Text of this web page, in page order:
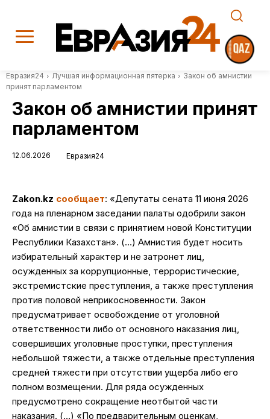
Евразия24 Лучшая информационная пятерка
Закон об амнистии
принят парламентом
Закон об амнистии принят
парламентом
12.06.2026 Евразия24
Zakon.kz сообщает: «Депутаты сената 11 июня 2026
года на пленарном заседании палаты одобрили закон
«Об амнистии в связи с принятием новой Конституции
Республики Казахстан». (…) Амнистия будет носить
избирательный характер и не затронет лиц,
осужденных за коррупционные, террористические,
экстремистские преступления, а также преступления
против половой неприкосновенности. Закон
предусматривает освобождение от уголовной
ответственности либо от основного наказания лиц,
совершивших уголовные проступки, преступления
небольшой тяжести, а также отдельные преступления
средней тяжести при отсутствии ущерба либо его
полном возмещении. Для ряда осужденных
предусмотрено сокращение неотбытой части
наказания. (…) «По предварительным оценкам,